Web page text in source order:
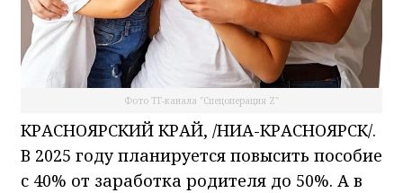
Фото ТГ-канала "Спецоперация Z"
КРАСНОЯРСКИЙ КРАЙ, /НИА-КРАСНОЯРСК/.
В 2025 году планируется повысить пособие
с 40% от заработка родителя до 50%. А в